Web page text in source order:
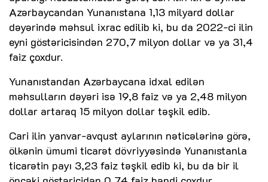
Azərbaycandan Yunanıstana 1,13 milyard dollar
dəyərində məhsul ixrac edilib ki, bu da 2022-ci ilin
eyni göstəricisindən 270,7 milyon dollar və ya 31,4
faiz çoxdur.
Yunanıstandan Azərbaycana idxal edilən
məhsulların dəyəri isə 19,8 faiz və ya 2,48 milyon
dollar artaraq 15 milyon dollar təşkil edib.
Cari ilin yanvar-avqust aylarının nəticələrinə görə,
ölkənin ümumi ticarət dövriyyəsində Yunanıstanla
ticarətin payı 3,23 faiz təşkil edib ki, bu da bir il